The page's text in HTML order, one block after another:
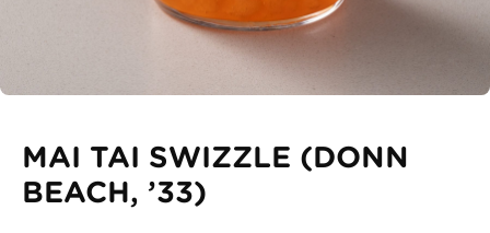
MAI TAI SWIZZLE (DONN
BEACH, ’33)